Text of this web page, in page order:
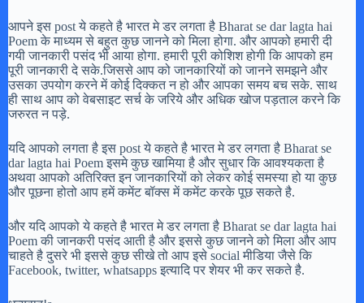
आपने इस post ये कहते है भारत मे डर लगता है Bharat se dar lagta hai
Poem के माध्यम से बहुत कुछ जानने को मिला होगा. और आपको हमारी दी
गयी जानकारी पसंद भी आया होगा. हमारी पूरी कोशिश होगी कि आपको हम
पूरी जानकारी दे सके.जिससे आप को जानकारियों को जानने समझने और
उसका उपयोग करने में कोई दिक्कत न हो और आपका समय बच सके. साथ
ही साथ आप को वेबसाइट सर्च के जरिये और अधिक खोज पड़ताल करने कि
जरुरत न पड़े.
यदि आपको लगता है इस post ये कहते है भारत मे डर लगता है Bharat se
dar lagta hai Poem इसमे कुछ खामिया है और सुधार कि आवश्यकता है
अथवा आपको अतिरिक्त इन जानकारियों को लेकर कोई समस्या हो या कुछ
और पूछना होतो आप हमें कमेंट बॉक्स में कमेंट करके पूछ सकते है.
और यदि आपको ये कहते है भारत मे डर लगता है Bharat se dar lagta hai
Poem की जानकरी पसंद आती है और इससे कुछ जानने को मिला और आप
चाहते है दुसरे भी इससे कुछ सीखे तो आप इसे social मीडिया जैसे कि
Facebook, twitter, whatsapps इत्यादि पर शेयर भी कर सकते है.